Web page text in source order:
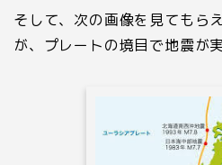
そして、次の画像を見てもら
が、プレートの境目で地震が